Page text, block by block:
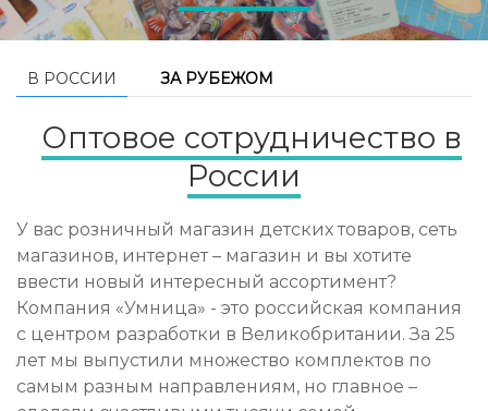
В РОССИИ ЗА РУБЕЖОМ
Оптовое сотрудничество в
России
У вас розничный магазин детских товаров, сеть
магазинов, интернет – магазин и вы хотите
ввести новый интересный ассортимент?
Компания «Умница» - это российская компания
с центром разработки в Великобритании. За 25
лет мы выпустили множество комплектов по
самым разным направлениям, но главное –